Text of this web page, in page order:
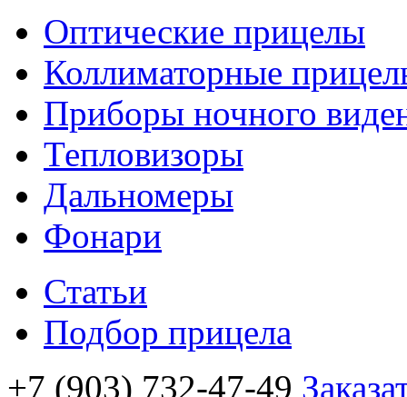
Оптические прицелы
Коллиматорные
Приборы ночного
Тепловизоры
Дальномеры
Фонари
Статьи
Подбор прицела
+7 (903) 732-47-49